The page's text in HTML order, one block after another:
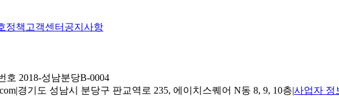
정책 고객센터 공지사항
호 2018-성남분당B-0004
|경기도 성남시 분당구 판교역로 235, 에이치스퀘어 N동 8, 9, 10층|사업자 정